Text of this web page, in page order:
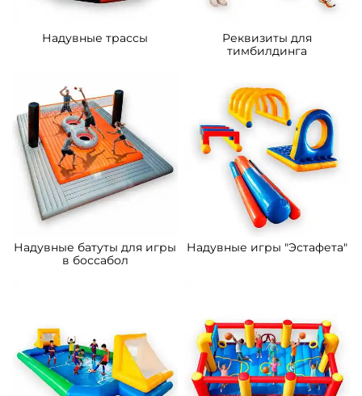
Надувные трассы
Реквизиты для
тимбилдинга
Надувные батуты для игры
в боссабол
Надувные игры "Эстафета"